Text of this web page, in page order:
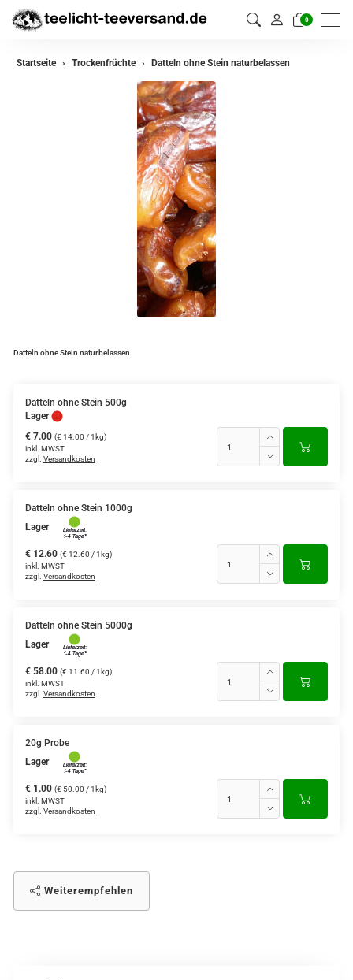
0
Startseite Trockenfrüchte Datteln ohne Stein naturbelassen
Datteln ohne Stein naturbelassen
Datteln ohne Stein 500g
Lager
€ 7.00 (€ 14.00 / 1kg)
inkl. MWST
zzgl. Versandkosten
Datteln ohne Stein 1000g
Lager
€ 12.60 (€ 12.60 / 1kg)
inkl. MWST
zzgl. Versandkosten
Datteln ohne Stein 5000g
Lager
€ 58.00 (€ 11.60 / 1kg)
inkl. MWST
zzgl. Versandkosten
20g Probe
Lager
€ 1.00 (€ 50.00 / 1kg)
inkl. MWST
zzgl. Versandkosten
Weiterempfehlen